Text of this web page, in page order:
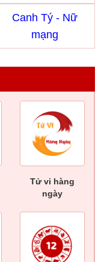
Canh Tý - Nữ
mạng
Tử vi hàng
ngày